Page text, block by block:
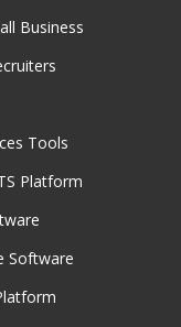
Business
Tools
Platform
Software